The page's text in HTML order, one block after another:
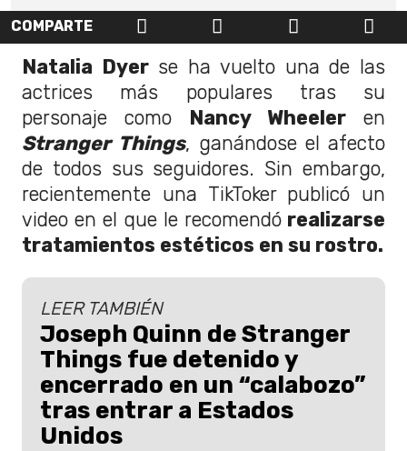
COMPARTE
Natalia Dyerse ha vuelto una de las
actrices más populares tras su
personaje como Nancy Wheeler en
Stranger Things, ganándose el afecto
de todos sus seguidores. Sin embargo,
recientemente una TikToker publicó un
video en el que le recomendórealizarse
tratamientos estéticos en su rostro.
LEER TAMBIÉN
Joseph Quinn de Stranger
Things fue detenido y
encerrado en un “calabozo”
tras entrar a Estados
Unidos